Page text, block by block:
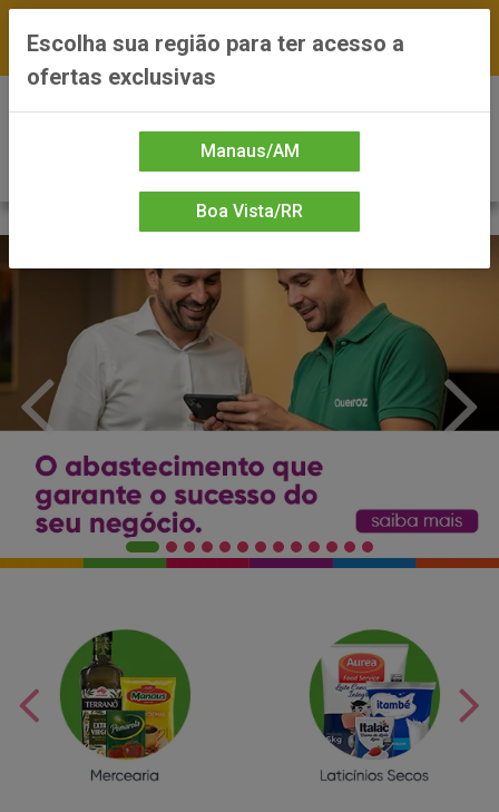
*Preços exclusivos do site — Entrega em até 24h
Escolha sua região para ter acesso a
ofertas exclusivas
Manaus/AM
Boa Vista/RR